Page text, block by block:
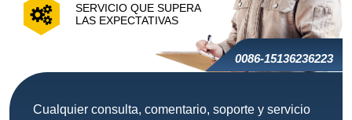
SERVICIO QUE SUPERA
LAS EXPECTATIVAS
0086-15136236223
Cualquier consulta, comentario, soporte y servicio